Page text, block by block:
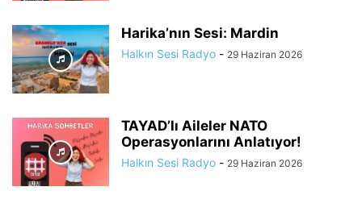
Harika’nın Sesi: Mardin
Halkın Sesi Radyo - 29 Haziran 2026
TAYAD’lı Aileler NATO
Operasyonlarını Anlatıyor!
Halkın Sesi Radyo - 29 Haziran 2026